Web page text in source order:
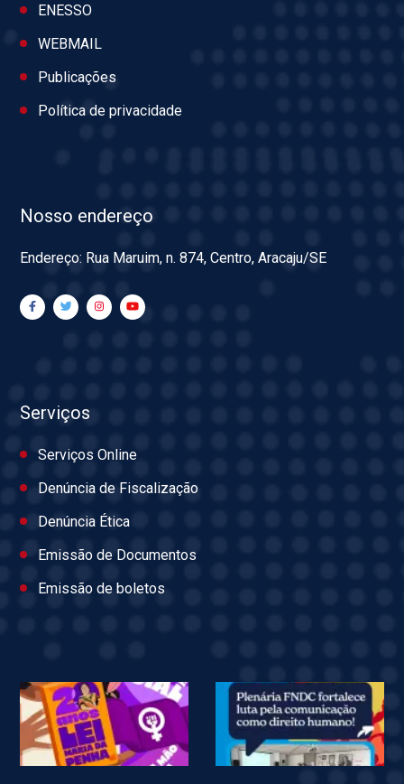
ENESSO
WEBMAIL
Publicações
Política de privacidade
Nosso endereço
Endereço: Rua Maruim, n. 874, Centro, Aracaju/SE
Serviços
Serviços Online
Denúncia de Fiscalização
Denúncia Ética
Emissão de Documentos
Emissão de boletos